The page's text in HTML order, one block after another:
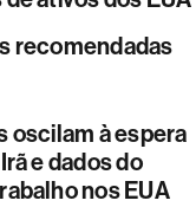
recomendadas
oscilam à espera
e dados do
nos EUA